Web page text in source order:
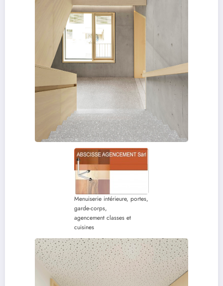
Menuiserie intérieure, portes,
garde-corps,
agencement classes et
cuisines